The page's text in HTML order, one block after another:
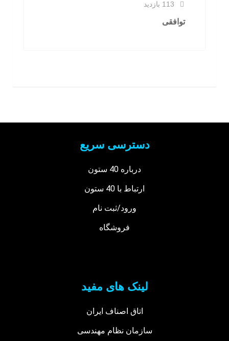
113 بازدید
توافقی
دسترسی سریع
درباره 40 ستون
ارتباط با 40 ستون
ورود/ثبت نام
فروشگاه
لینک های مفید
اتاق اصناف ایران
سازمان نظام مهندسی